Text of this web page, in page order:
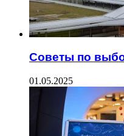
Советы по
01.05.2025